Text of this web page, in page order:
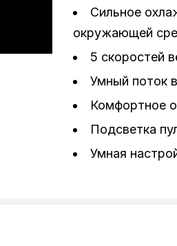
Сильное
окружающей
5 скоростей
Умный поток
Комфортное
Подсветка
Умная